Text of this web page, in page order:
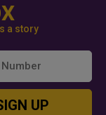
a story
UP